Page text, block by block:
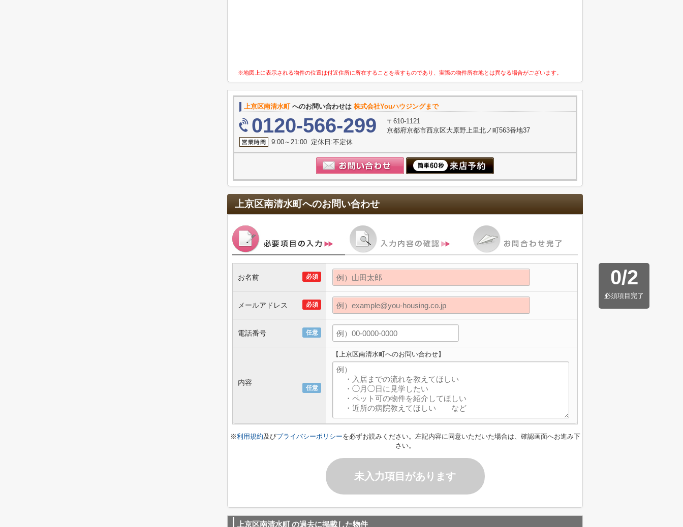
※地図上に表示される物件の位置は付近住所に所在することを表すものであり、実際の物件所在地とは異なる場合がございます。
上京区南清水町へのお問い合わせは 株式会社Youハウジングまで
0120-566-299
〒610-1121
京都府京都市西京区大原野上里北ノ町563番地37
9:00～21:00 定休日:不定休
上京区南清水町へのお問い合わせ
0/2
必須項目完了
必須
お名前
必須
メールアドレス
任意
電話番号
任意
内容
【上京区南清水町へのお問い合わせ】
※利用規約及びプライバシーポリシーを必ずお読みください。左記内容に同意いただいた場合は、確認画面へお進み下
さい。
未入力項目があります
上京区南清水町の過去に掲載した物件